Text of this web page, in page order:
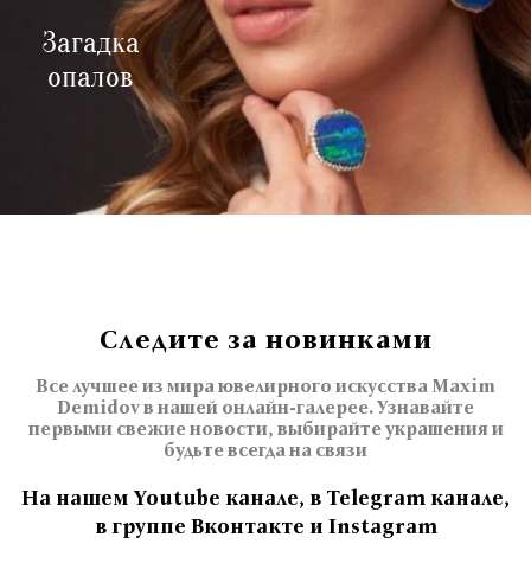
Загадка
опалов
Следите за новинками
Все лучшее из мира ювелирного искусства Maxim
Demidov в нашей онлайн-галерее. Узнавайте
первыми свежие новости, выбирайте украшения и
будьте всегда на связи
На нашем Youtube канале, в Telegram канале,
в группе Вконтакте и Instagram